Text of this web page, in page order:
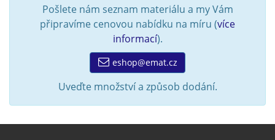
Pošlete nám seznam materiálu a my Vám
připravíme cenovou nabídku na míru (více
informací).
eshop@emat.cz
Uveďte množství a způsob dodání.